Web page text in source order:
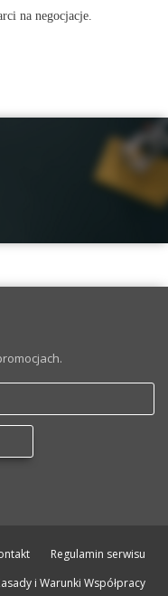
na negocjacje.
Regulamin serwisu
i Warunki Współpracy